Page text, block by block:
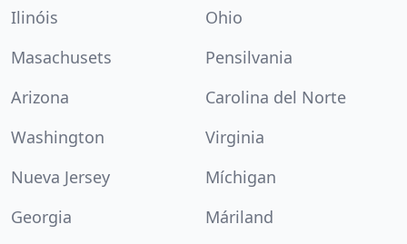
Ilinóis
Ohio
Masachusets
Pensilvania
Arizona
Carolina del Norte
Washington
Virginia
Nueva Jersey
Míchigan
Georgia
Máriland